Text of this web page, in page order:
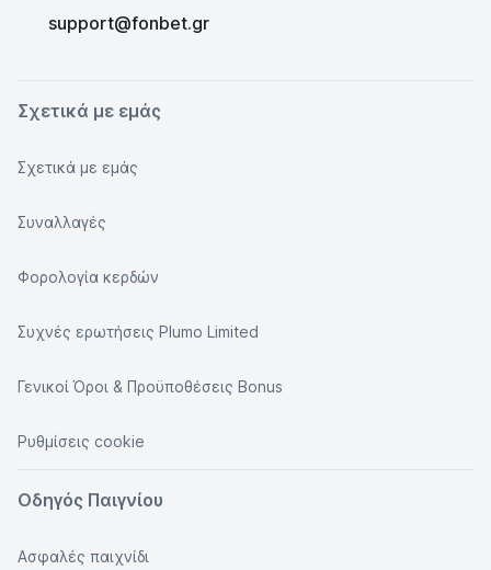
support@fonbet.gr
Σχετικά με εμάς
Σχετικά με εμάς
Συναλλαγές
Φορολογία κερδών
Συχνές ερωτήσεις Plumo Limited
Γενικοί Όροι & Προϋποθέσεις Bonus
Ρυθμίσεις cookie
Οδηγός Παιγνίου
Ασφαλές παιχνίδι